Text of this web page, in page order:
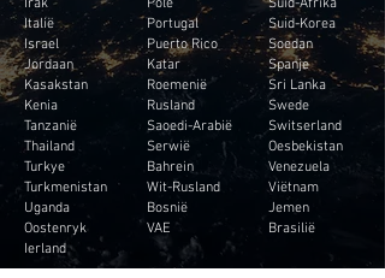
Italië
Israel
Jordaan
Kasakstan
Kenia
Tanzanië
Thailand
Turkye
Turkmenistan
Uganda
Oostenryk
Ierland
Portugal
Puerto Rico
Katar
Roemenië
Rusland
Saoedi-Arabië
Serwië
Bahrein
Wit-Rusland
Bosnië
VAE
Suid-Korea
Soedan
Spanje
Sri Lanka
Swede
Switserland
Oesbekistan
Venezuela
Viëtnam
Jemen
Brasilië